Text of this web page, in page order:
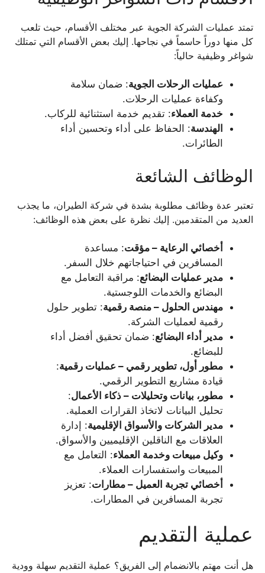
تمتد عمليات الشركة الجوية عبر مختلف الأقسام، حيث تلعب
كل منها دوراً حاسماً في نجاحها. إليك بعض الأقسام التي تمتلك
شواغر وظيفية حالياً:
عمليات الرحلات الجوية: ضمان سلامة
وكفاءة عمليات الرحلات.
خدمة العملاء: تقديم خدمة استثنائية للركاب.
الهندسة: الحفاظ على أداء وتحسين أداء
الطائرات.
الوظائف الشائعة
تعتبر عدة وظائف مطلوبة بشدة في شركة الطيران، ما يجذب
العديد من المتقدمين. إليك نظرة على بعض هذه الوظائف:
أخصائي الرعاية – مؤقت: مساعدة
المسافرين في احتياجاتهم خلال السفر.
مدير عمليات البضائع: مراقبة التعامل مع
البضائع والخدمات اللوجستية.
مهندس الحلول – منصة رقمية: تطوير حلول
رقمية لعمليات الشركة.
مدير أداء البضائع: ضمان تحقيق أفضل أداء
للبضائع.
مطور أول، تطوير رقمي – عمليات رقمية:
قيادة مشاريع التطوير الرقمي.
مطور، بيانات وتحليلات – ذكاء الأعمال:
تحليل البيانات لاتخاذ القرارات العملية.
مدير الشركات والأسواق الإقليمية: إدارة
العلاقات مع الناقلين الإقليميين والأسواق.
وكيل مبيعات وخدمة العملاء: التعامل مع
المبيعات واستفسارات العملاء.
أخصائي تجربة العميل – مطارات: تعزيز
تجربة المسافرين في المطارات.
عملية التقديم
هل أنت مهتم بالانضمام إلى الفريق؟ عملية التقديم سهلة وودية